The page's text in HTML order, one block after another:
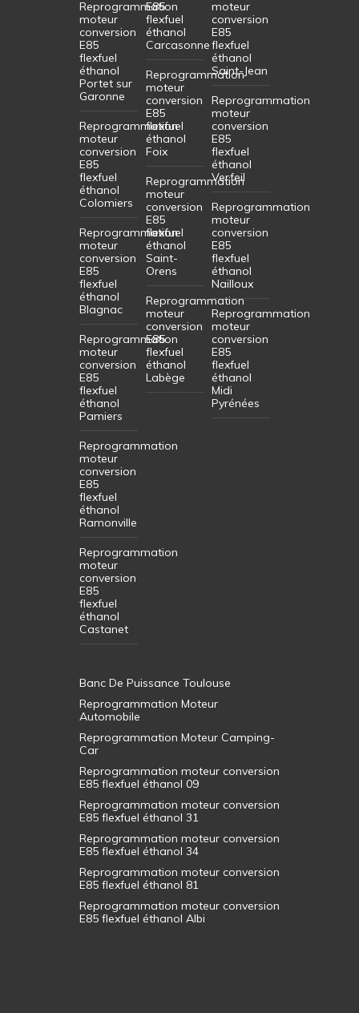
Reprogrammation
moteur
conversion
E85
flexfuel
éthanol
Portet sur
Garonne
Reprogrammation
moteur
conversion
E85
flexfuel
éthanol
Colomiers
Reprogrammation
moteur
conversion
E85
flexfuel
éthanol
Blagnac
Reprogrammation
moteur
conversion
E85
flexfuel
éthanol
Pamiers
Reprogrammation
moteur
conversion
E85
flexfuel
éthanol
Ramonville
Reprogrammation
moteur
conversion
E85
flexfuel
éthanol
Castanet
E85
flexfuel
éthanol
Carcasonne
Reprogrammation
moteur
conversion
E85
flexfuel
éthanol
Foix
Reprogrammation
moteur
conversion
E85
flexfuel
éthanol
Saint-
Orens
Reprogrammation
moteur
conversion
E85
flexfuel
éthanol
Labège
moteur
conversion
E85
flexfuel
éthanol
Saint-Jean
Reprogrammation
moteur
conversion
E85
flexfuel
éthanol
Verfeil
Reprogrammation
moteur
conversion
E85
flexfuel
éthanol
Nailloux
Reprogrammation
moteur
conversion
E85
flexfuel
éthanol
Midi
Pyrénées
Banc De Puissance Toulouse
Reprogrammation Moteur
Automobile
Reprogrammation Moteur Camping-
Car
Reprogrammation moteur conversion
E85 flexfuel éthanol 09
Reprogrammation moteur conversion
E85 flexfuel éthanol 31
Reprogrammation moteur conversion
E85 flexfuel éthanol 34
Reprogrammation moteur conversion
E85 flexfuel éthanol 81
Reprogrammation moteur conversion
E85 flexfuel éthanol Albi